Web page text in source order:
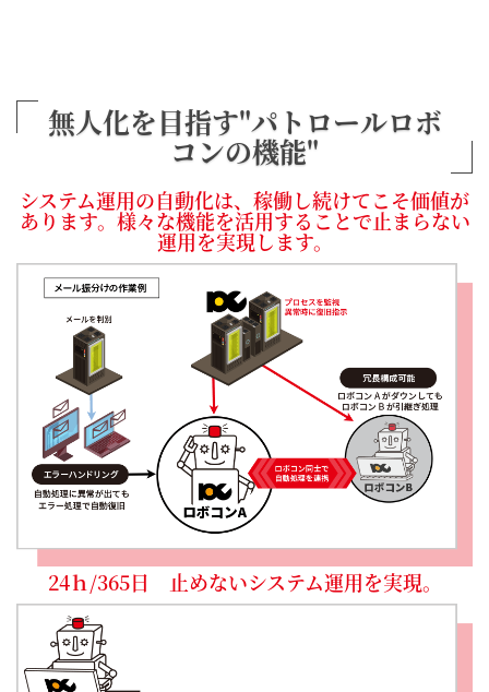
無人化を目指す"パトロールロボ
コンの機能"
システム運用の自動化は、稼働し続けてこそ価値が
あります。様々な機能を活用することで止まらない
運用を実現します。
24ｈ/365日 止めないシステム運用を実現。